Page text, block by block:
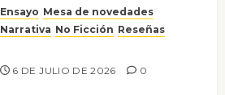
Ensayo Mesa de novedades
Narrativa No Ficción Reseñas
6 DE JULIO DE 2026 0